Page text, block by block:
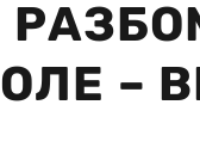
–